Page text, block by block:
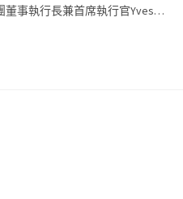
董事執行長兼首席執行官Yves…